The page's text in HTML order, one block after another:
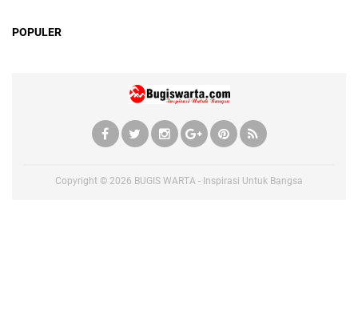
POPULER
Copyright © 2026 BUGIS WARTA - Inspirasi Untuk Bangsa